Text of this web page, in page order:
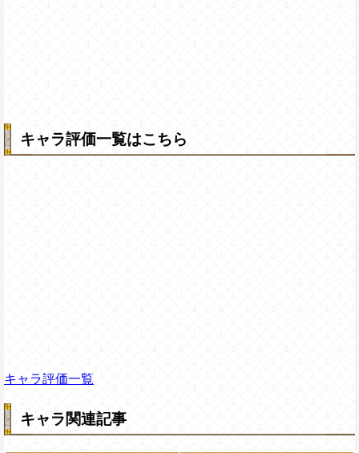
キャラ評価一覧はこちら
キャラ評価一覧
キャラ関連記事